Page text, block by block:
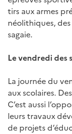
tirs aux armes
néolithiques,
sagaie.
Le vendredi des
La journée du
aux scolaires.
C’est aussi
leurs travaux
de projets